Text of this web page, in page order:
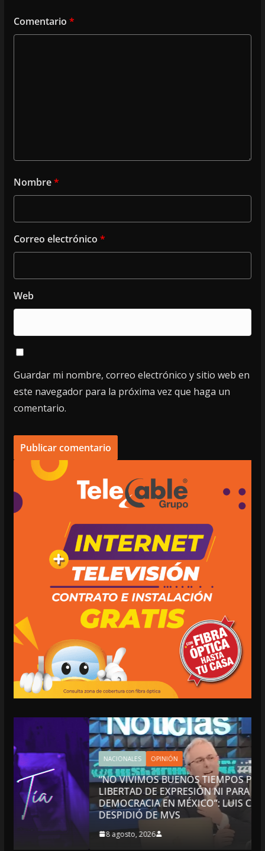
Comentario *
Nombre*
Correo electrónico *
Web
Guardar mi nombre, correo electrónico y sitio web en
este navegador para la próxima vez que haga un
comentario.
NACIONALES OPINIÓN
“NO VIVIMOS BUENOS TIEMPOS PARA LA
LIBERTAD DE EXPRESIÓN NI PARA LA
DEMOCRACIA EN MÉXICO”: LUIS CÁRDENAS; SE
DESPIDIÓ DE MVS
8 agosto, 2026